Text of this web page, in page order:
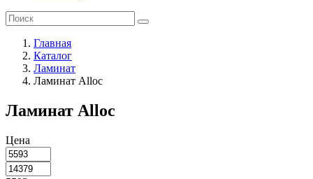
Главная
Каталог
Ламинат
Ламинат Alloc
Ламинат Alloc
Цена